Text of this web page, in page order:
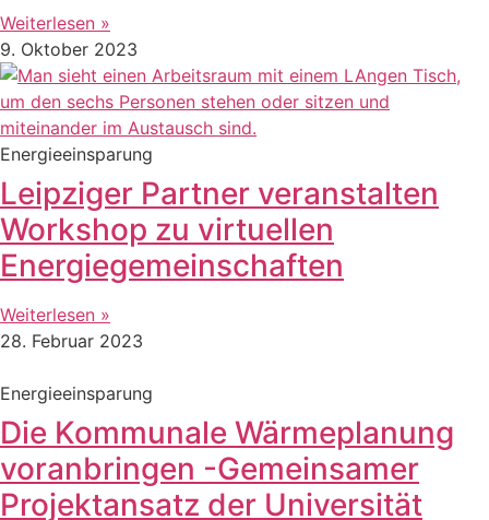
Weiterlesen »
9. Oktober 2023
Energieeinsparung
Leipziger Partner veranstalten
Workshop zu virtuellen
Energiegemeinschaften
Weiterlesen »
28. Februar 2023
Energieeinsparung
Die Kommunale Wärmeplanung
voranbringen -Gemeinsamer
Projektansatz der Universität